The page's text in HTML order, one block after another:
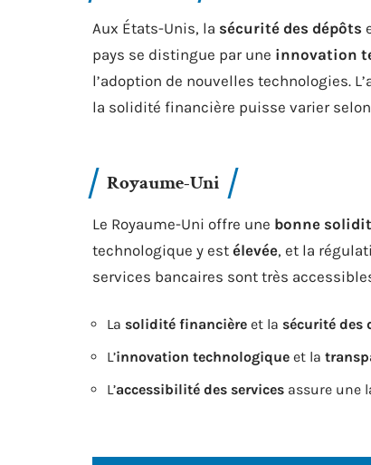
Aux États-Unis, la sécurité des dépôts
pays se distingue par une innovation
l’adoption de nouvelles technologies.
la solidité financière puisse varier
Royaume-Uni
Le Royaume-Uni offre une bonne
technologique y est élevée, et la
services bancaires sont très
La solidité financière et la sécurité des
L’innovation technologique et la
L’accessibilité des services assure une